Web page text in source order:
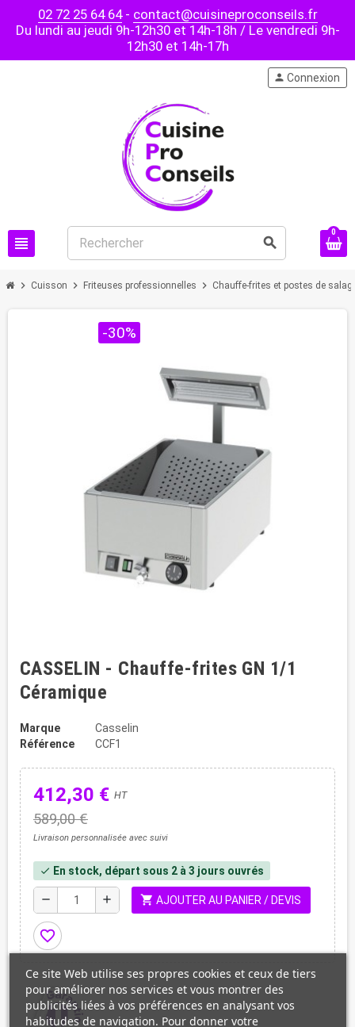
02 72 25 64 64- contact@cuisineproconseils.fr
Du lundi au jeudi 9h-12h30 et 14h-18h / Le vendredi 9h-
12h30 et 14h-17h
view_headline search
person Connexion
0
chevron_right Cuisson chevron_right Friteuses professionnelles chevron_right Chauffe-frites et postes de
-30%
CASSELIN - Chauffe-frites GN 1/1
Céramique
Marque
Casselin
Référence
CCF1
412,30 € HT
589,00 €
Livraison personnalisée avec suivi
check En stock, départ sous 2 à 3 jours ouvrés
remove add shopping_cart AJOUTER AU PANIER / DEVIS
favorite_border
Ce site Web utilise ses propres cookies et ceux de tiers
pour améliorer nos services et vous montrer des
publicités liées à vos préférences en analysant vos
habitudes de navigation. Pour donner votre